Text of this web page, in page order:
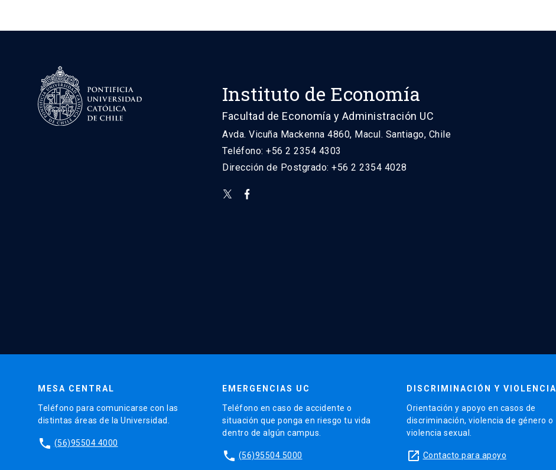
Instituto de Economía
Facultad de Economía y Administración UC
Avda. Vicuña Mackenna 4860, Macul. Santiago, Chile
Teléfono: +56 2 2354 4303
Dirección de Postgrado: +56 2 2354 4028
MESA CENTRAL
Teléfono para comunicarse con las
distintas áreas de la Universidad.
phone (56)95504 4000
EMERGENCIAS UC
Teléfono en caso de accidente o
situación que ponga en riesgo tu vida
dentro de algún campus.
phone (56)95504 5000
DISCRIMINACIÓN Y VIOLENCIA
Orientación y apoyo en casos de
discriminación, violencia de género o
violencia sexual.
launch Contacto para apoyo